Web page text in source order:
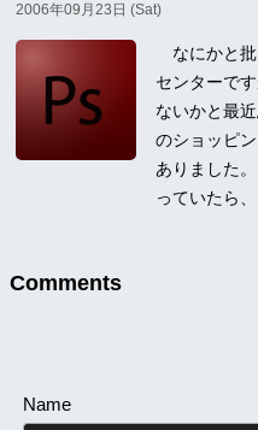
2006年09月23日 (Sat)
なにかと批
センターで
ないかと最
のショッピ
ありました
っていたら
Comments
Name